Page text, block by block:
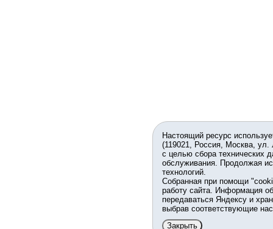
Настоящий ресурс
(119021, Россия, Москва,
с целью сбора технических
обслуживания. Продолжая
технологий.
Собранная при помощи
работу сайта. Информация
передаваться Яндексу и
выбрав соответствующие
Закрыть